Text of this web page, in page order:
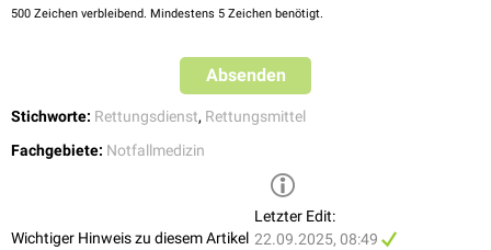
500 Zeichen verbleibend. Mindestens 5 Zeichen benötigt.
Absenden
Stichworte: Rettungsdienst, Rettungsmittel
Fachgebiete: Notfallmedizin
Wichtiger Hinweis zu diesem Artikel
Letzter Edit:
22.09.2025, 08:49